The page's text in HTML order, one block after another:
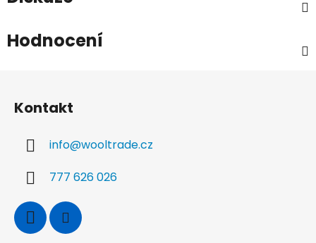
Hodnocení
Kontakt
info@wooltrade.cz
777 626 026